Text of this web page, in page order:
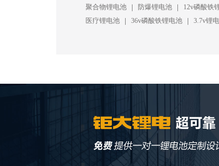
聚合物锂电池
| 防爆锂电池 |
12v磷酸铁
医疗锂电池
| 36v磷酸铁锂电池 | 3.7v锂